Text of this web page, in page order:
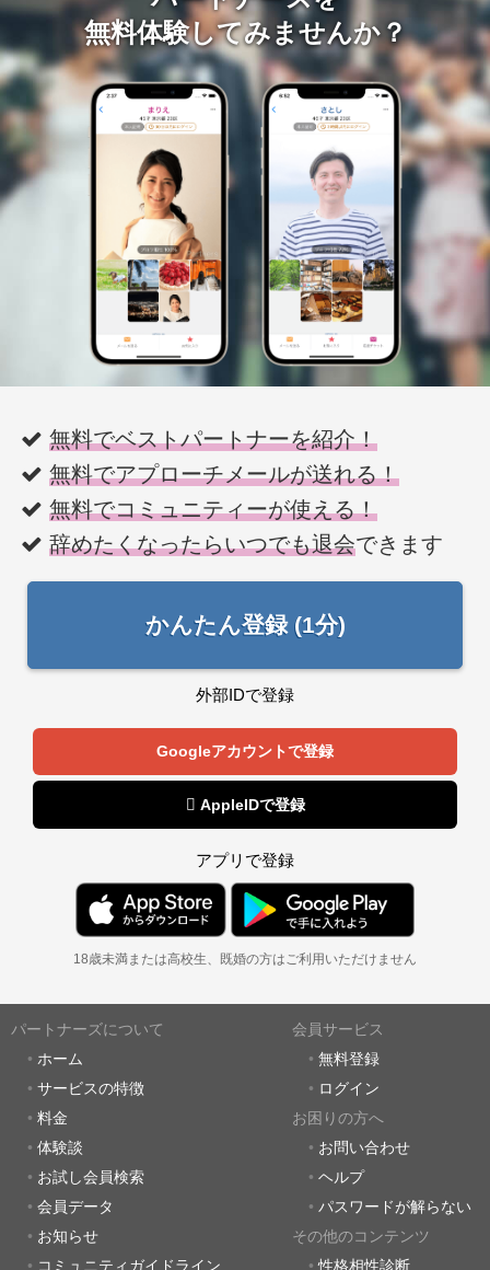
無料体験してみませんか？
無料でベストパートナーを紹介！
無料でアプローチメールが送れる！
無料でコミュニティーが使える！
辞めたくなったらいつでも退会できます
かんたん登録 (1分)
外部IDで登録
Googleアカウントで登録
 AppleIDで登録
アプリで登録
18歳未満または高校生、既婚の方はご利用いただけません
パートナーズについて
ホーム
サービスの特徴
料金
体験談
お試し会員検索
会員データ
お知らせ
コミュニティガイドライン
会員サービス
無料登録
ログイン
お困りの方へ
お問い合わせ
ヘルプ
パスワードが解らない
その他のコンテンツ
性格相性診断